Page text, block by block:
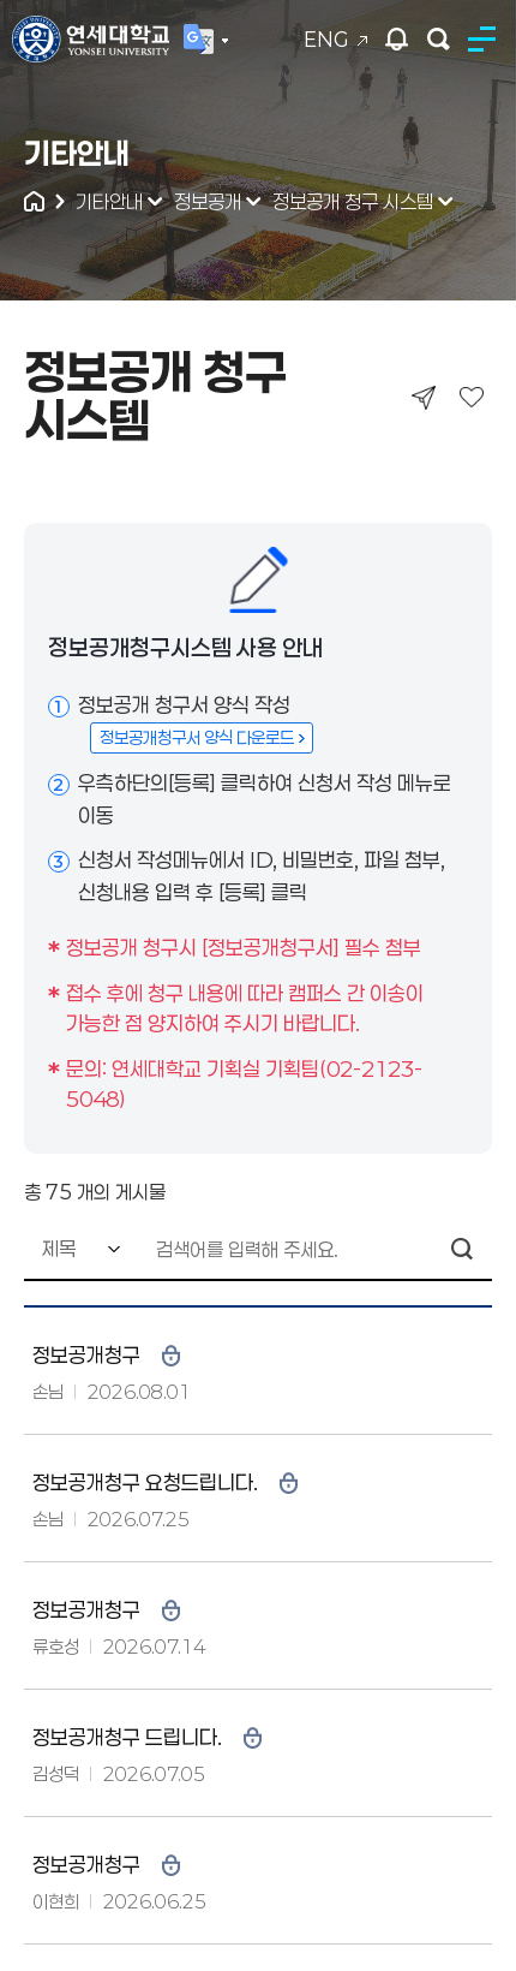
ENG
연세대학교
통합검색
기타안내
기타안내 정보공개 정보공개 청구 시스템
정보공개 청구
시스템
정보공개청구시스템 사용 안내
1 정보공개 청구서 양식 작성
정보공개청구서 양식 다운로드
2
우측하단의[등록] 클릭하여 신청서 작성 메뉴로
이동
3
신청서 작성메뉴에서 ID, 비밀번호, 파일 첨부,
신청내용 입력 후 [등록] 클릭
* 정보공개 청구시 [정보공개청구서] 필수 첨부
* 접수 후에 청구 내용에 따라 캠퍼스 간 이송이
가능한 점 양지하여 주시기 바랍니다.
* 문의: 연세대학교 기획실 기획팀(02-2123-
5048)
총 75 개의 게시물
정보공개청구
손님 2026.08.01
정보공개청구 요청드립니다.
손님 2026.07.25
정보공개청구
류호성 2026.07.14
정보공개청구 드립니다.
김성덕 2026.07.05
정보공개청구
이현희 2026.06.25